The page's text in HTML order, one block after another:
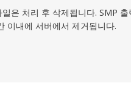
은 처리 후 삭제됩니다. SMP
이내에 서버에서 제거됩니다.